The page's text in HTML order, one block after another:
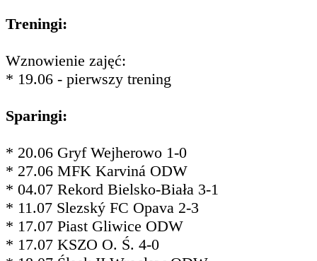
Treningi:
Wznowienie zajęć:
* 19.06 - pierwszy trening
Sparingi:
* 20.06 Gryf Wejherowo 1-0
* 27.06 MFK Karviná ODW
* 04.07 Rekord Bielsko-Biała 3-1
* 11.07 Slezský FC Opava 2-3
* 17.07 Piast Gliwice ODW
* 17.07 KSZO O. Ś. 4-0